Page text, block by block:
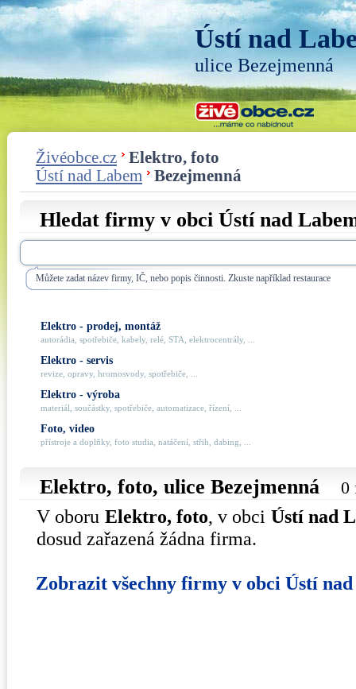
Ústí nad
ulice Bezejmenná
Živéobce.cz
Elektro, foto
Ústí nad Labem
Bezejmenná
Hledat firmy v obci Ústí nad
Můžete zadat název firmy, IČ, nebo popis činnosti. Zkuste například restaurace
Elektro - prodej, montáž
autorádia, spotřebiče, kabely, relé, STA, elektrocentrály, ...
Elektro - servis
revize, opravy, hromosvody, spotřebiče, ...
Elektro - výroba
materiál, součástky, spotřebiče, automatizace, řízení, ...
Foto, video
přístroje a doplňky, foto studia, natáčení, střih, dabing, ...
Elektro, foto, ulice Bezejmenná 0
V oboru Elektro, foto, v obci Ústí nad
dosud zařazená žádna firma.
Zobrazit všechny firmy v obci Ústí